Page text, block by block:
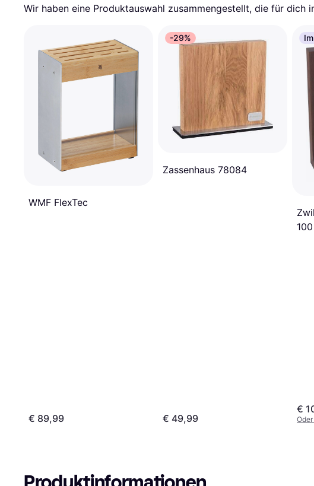
Wir haben eine Produktauswahl zusammengestellt, die für dich
WMF FlexTec
€ 89,99
-29%
Zassenhaus 78084
€ 49,99
100
€